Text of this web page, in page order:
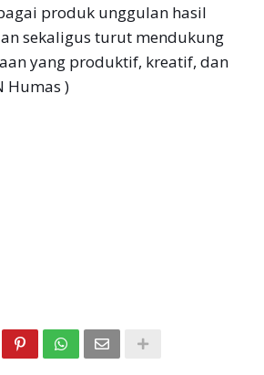
produk unggulan hasil
sekaligus turut mendukung
yang produktif, kreatif, dan
Humas )